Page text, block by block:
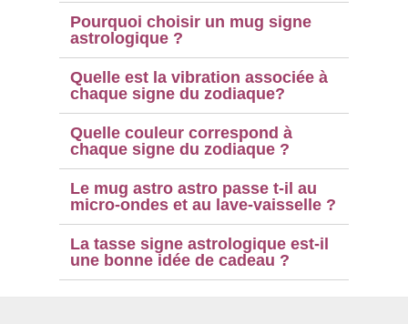
Pourquoi choisir un mug signe
astrologique ?
Quelle est la vibration associée à
chaque signe du zodiaque?
Quelle couleur correspond à
chaque signe du zodiaque ?
Le mug astro astro passe t-il au
micro-ondes et au lave-vaisselle ?
La tasse signe astrologique est-il
une bonne idée de cadeau ?